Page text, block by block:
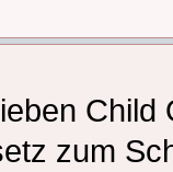
zum